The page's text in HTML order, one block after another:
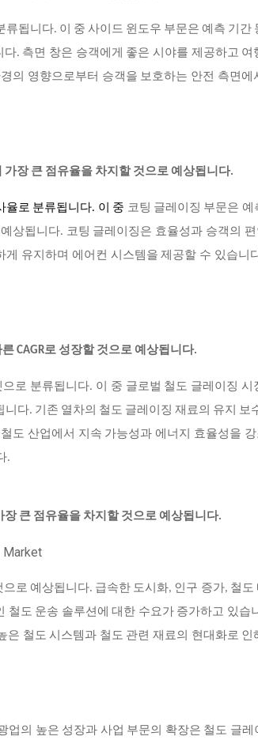
류됩니다. 이 중 사이드 윈도우 부문은 예측 기간
. 측면 창은 승객에게 좋은 시야를 제공하고 여
의 영향으로부터 승객을 보호하는 안전 측면에
장 큰 점유율을 차지할 것으로 예상됩니다.
율로 분류됩니다. 이 중 코팅 글레이징 부문은 예
상됩니다. 코팅 글레이징은 효율성과 승객의
유지하며 에어컨 시스템을 제공할 수 있습니
CAGR로 성장할 것으로 예상됩니다.
로 분류됩니다. 이 중 글로벌 철도 글레이징 시
다. 기존 열차의 철도 글레이징 재료의 유지 보
도 산업에서 지속 가능성과 에너지 효율성을 강
.
큰 점유율을 차지할 것으로 예상됩니다.
로 예상됩니다. 급속한 도시화, 인구 증가, 철도
도 운송 솔루션에 대한 수요가 증가하고 있습
철도 시스템과 철도 관련 재료의 현대화로 인
의 높은 성장과 사업 부문의 확장은 철도 글레